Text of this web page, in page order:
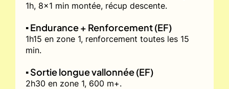
1h, 8x1 min montée, récup descente.
▪️ Endurance + Renforcement (EF)
1h15 en zone 1, renforcement toutes les 15
min.
▪️ Sortie longue vallonnée (EF)
2h30 en zone 1, 600 m+.